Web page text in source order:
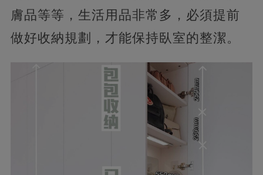
膚品等等，生活用品非常多，必須提前
做好收納規劃，才能保持臥室的整潔。